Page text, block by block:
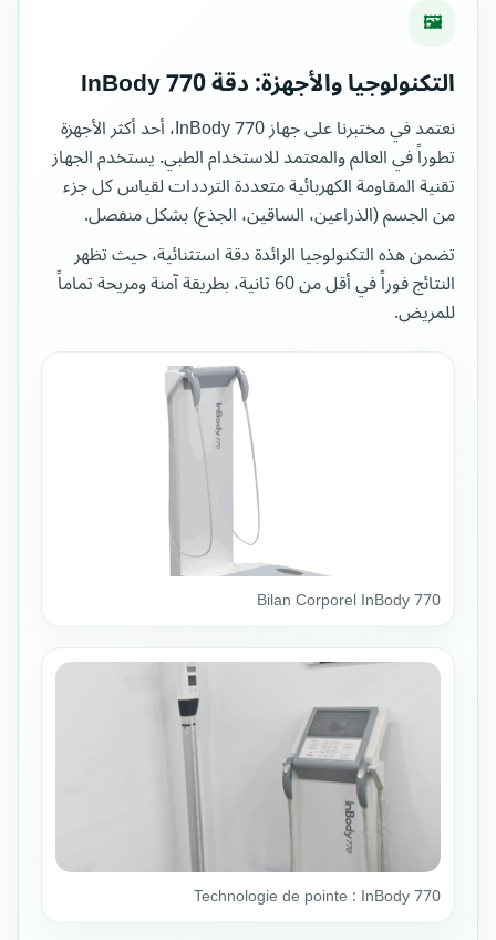
🖼
التكنولوجيا والأجهزة: دقة InBody 770
نعتمد في مختبرنا على جهاز InBody 770، أحد أكثر الأجهزة
تطوراً في العالم والمعتمد للاستخدام الطبي. يستخدم الجهاز
تقنية المقاومة الكهربائية متعددة الترددات لقياس كل جزء
من الجسم (الذراعين، الساقين، الجذع) بشكل منفصل.
تضمن هذه التكنولوجيا الرائدة دقة استثنائية، حيث تظهر
النتائج فوراً في أقل من 60 ثانية، بطريقة آمنة ومريحة تماماً
للمريض.
Bilan Corporel InBody 770
Technologie de pointe : InBody 770